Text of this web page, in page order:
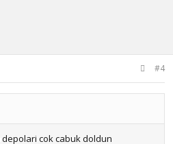
#4
cok cabuk doldun